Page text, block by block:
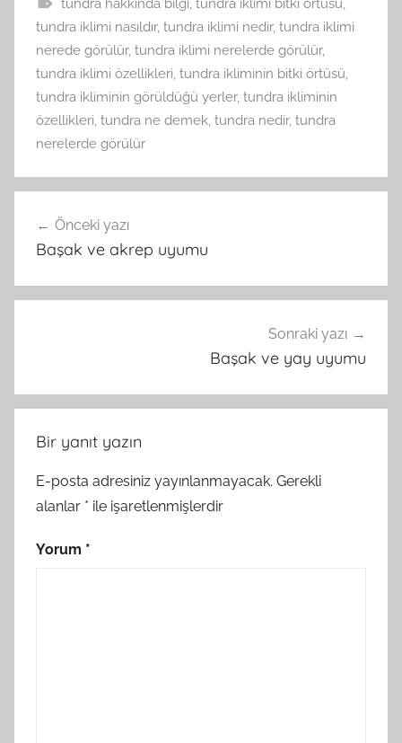
tundra hakkında bilgi, tundra iklimi bitki örtüsü,
tundra iklimi nasıldır, tundra iklimi nedir, tundra iklimi
nerede görülür, tundra iklimi nerelerde görülür,
tundra iklimi özellikleri, tundra ikliminin bitki örtüsü,
tundra ikliminin görüldüğü yerler, tundra ikliminin
özellikleri, tundra ne demek, tundra nedir, tundra
nerelerde görülür
gezinmesi
Önceki yazı
Başak ve akrep uyumu
Sonraki yazı
Başak ve yay uyumu
Bir yanıt yazın
E-posta adresiniz yayınlanmayacak. Gerekli
alanlar * ile işaretlenmişlerdir
Yorum *